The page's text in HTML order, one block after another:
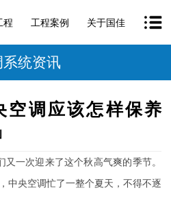
程 工程案例 关于国佳
系统资讯
空调应该怎样保养
一次迎来了这个秋高气爽的季节。
中央空调忙了一整个夏天，不得不逐